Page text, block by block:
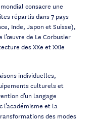
consacre une
répartis dans 7 pays
Inde, Japon et Suisse),
de Le Corbusier
des XXe et XXIe
individuelles,
culturels et
d’un langage
et la
des modes